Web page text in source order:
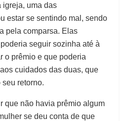
igreja, uma das
estar se sentindo mal, sendo
pela comparsa. Elas
seguir sozinha até à
o prêmio e que poderia
cuidados das duas, que
retorno.
que não havia prêmio algum
se deu conta de que